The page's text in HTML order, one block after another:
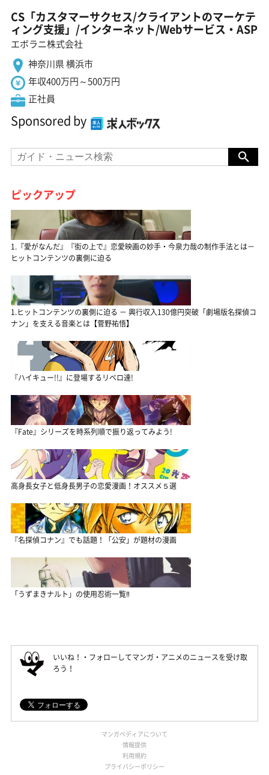
CS「カスタマーサクセス/クライアントのマーケテ
ィング支援」/インターネット/Webサービス・ASP
エボラニ株式会社
神奈川県 横浜市
年収400万円～500万円
正社員
Sponsored by
ピックアップ
1.『愛がなんだ』『街の上で』恋愛映画の妙手・今泉力哉の制作手法とは－
ヒットコンテンツの裏側に迫る
1.ヒットコンテンツの裏側に迫る － 興行収入130億円突破「劇場版名探偵コ
ナン」を支える音楽とは【菅野祐悟】
『ハイキュー!!』に登場するリベロ達!
『Fate』シリーズを時系列順で振り返ってみよう!
高身長女子と低身長男子の恋愛漫画！オススメ５選
『名探偵コナン』でも話題！「公安」が題材の漫画
「うずまきナルト」の使用忍術一覧‼
いいね！・フォローしてマンガ・アニメのニュースを受け取
ろう！
マンガペディアについて
情報提供
利用規約
プライバシーポリシー